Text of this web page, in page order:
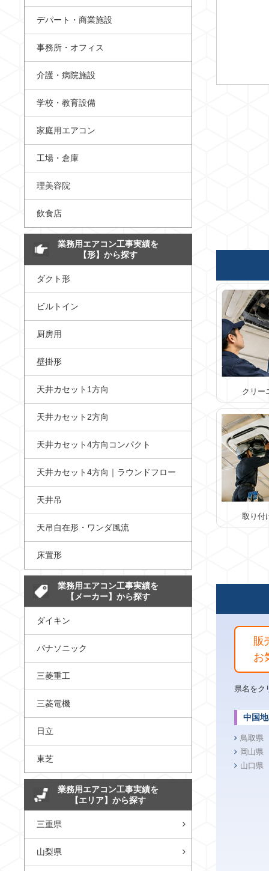
クリー
取り付
販
お
県名をク
中国
鳥取県
岡山県
山口県
デパート・商業施設
事務所・オフィス
介護・病院施設
学校・教育設備
家庭用エアコン
工場・倉庫
理美容院
飲食店
業務用エアコン工事実績を
【形】から探す
ダクト形
ビルトイン
厨房用
壁掛形
天井カセット1方向
天井カセット2方向
天井カセット4方向コンパクト
天井カセット4方向｜ラウンドフロー
天井吊
天吊自在形・ワンダ風流
床置形
業務用エアコン工事実績を
【メーカー】から探す
ダイキン
パナソニック
三菱重工
三菱電機
日立
東芝
業務用エアコン工事実績を
【エリア】から探す
三重県
山梨県